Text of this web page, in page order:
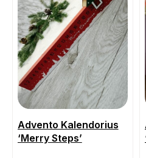
Advento Kalendorius
‘Merry Steps’